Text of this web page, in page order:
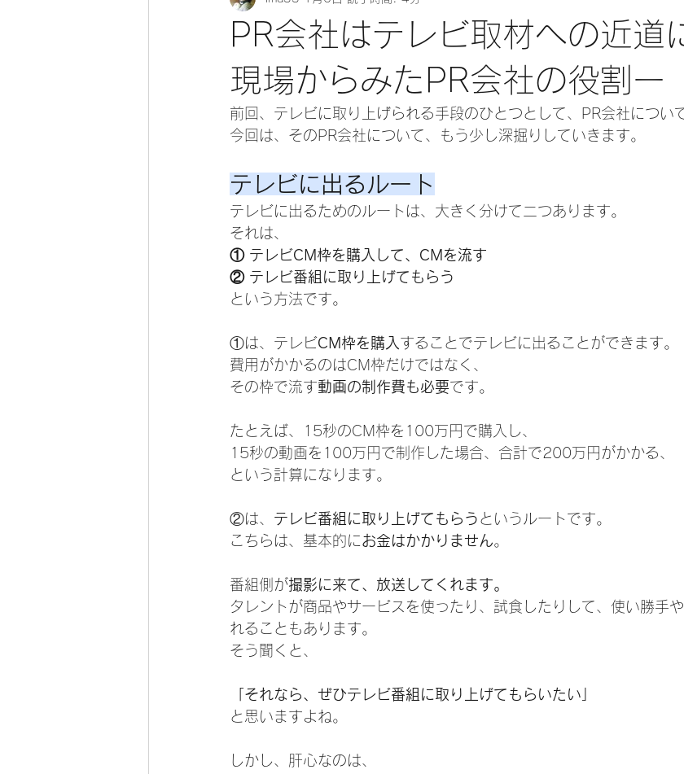
PR会社はテレビ取材への近道
現場からみたPR会社の役割ー
前回、テレビに取り上げられる手段のひとつとして、PR会社につい
今回は、そのPR会社について、もう少し深掘りしていきます。
テレビに出るルート
テレビに出るためのルートは、大きく分けて二つあります。
それは、
① テレビCM枠を購入して、CMを流す
② テレビ番組に取り上げてもらう
という方法です。
①は、テレビCM枠を購入 することでテレビに出ることができます。
費用がかかるのはCM枠だけではなく、
その枠で流す動画の制作費も必要です。
たとえば、15秒のCM枠を100万円で購入し、
15秒の動画を100万円で制作した場合、合計で200万円がかかる、
という計算になります。
②は、 テレビ番組に取り上げてもらう というルートです。
こちらは、基本的にお金はかかりません。
番組側が撮影に来て、放送してくれます。
タレントが商品やサービスを使ったり、試食したりして、使い勝手
れることもあります。
そう聞くと、
「それなら、ぜひテレビ番組に取り上げてもらいたい」
と思いますよね。
しかし、肝心なのは、